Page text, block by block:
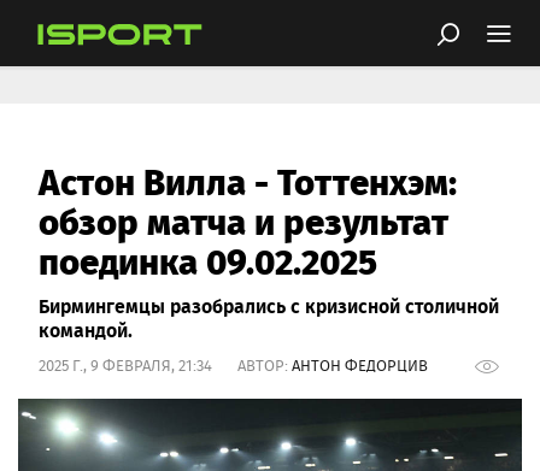
Астон Вилла - Тоттенхэм:
обзор матча и результат
поединка 09.02.2025
Бирмингемцы разобрались с кризисной столичной
командой.
2025 Г., 9 ФЕВРАЛЯ, 21:34 АВТОР: АНТОН ФЕДОРЦИВ